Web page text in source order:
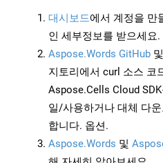
대시보드에서 계정을 만
인 세부정보를 받으세요.
Aspose.Words GitHub 및
지토리에서 curl 소스 코
Aspose.Cells Cloud
일/사용하거나 대체 다
합니다. 옵션.
Aspose.Words 및